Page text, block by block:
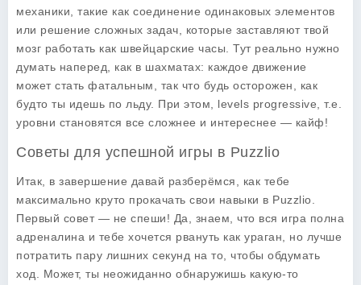
механики, такие как соединение одинаковых элементов
или решение сложных задач, которые заставляют твой
мозг работать как швейцарские часы. Тут реально нужно
думать наперед, как в шахматах: каждое движение
может стать фатальным, так что будь осторожен, как
будто ты идешь по льду. При этом, levels progressive, т.е.
уровни становятся все сложнее и интереснее — кайф!
Советы для успешной игры в Puzzlio
Итак, в завершение давай разберёмся, как тебе
максимально круто прокачать свои навыки в Puzzlio.
Первый совет — не спеши! Да, знаем, что вся игра полна
адреналина и тебе хочется рвануть как ураган, но лучше
потратить пару лишних секунд на то, чтобы обдумать
ход. Может, ты неожиданно обнаружишь какую-то